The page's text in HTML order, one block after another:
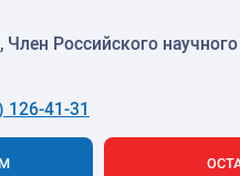
Российского
126-41-31